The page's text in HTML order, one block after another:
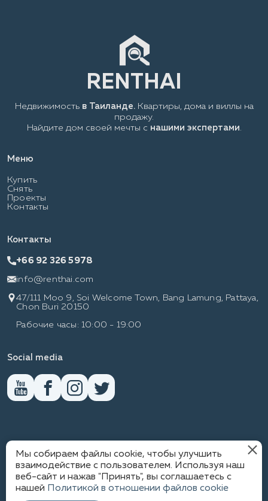
Меню
Купить
Снять
Проекты
Контакты
Недвижимость в Таиланде.Квартиры, дома и виллы на
продажу.
Найдите дом своей мечты с нашими экспертами
Контакты
+66 92 326 5978
info@renthai.com
47/111 Moo 9, Soi Welcome Town, Bang Lamung, Pattaya,
Chon Buri 20150
Рабочие часы: 10:00 - 19:00
Social media
RENTHAI
ПОЛИТИКА КОНФИДЕНЦИАЛЬНОСТИ
Мы собираем файлы cookie, чтобы улучшить
взаимодействие с пользователем. Используя наш
веб-сайт и нажав "Принять", вы соглашаетесь с
нашей Политикой в отношении файлов cookie